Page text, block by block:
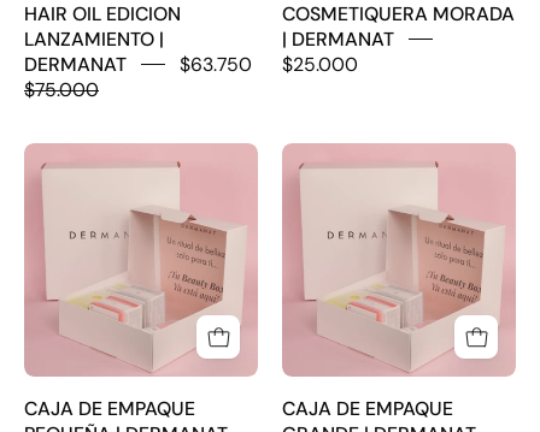
HAIR OIL EDICION
LANZAMIENTO |
DERMANAT
$63.750
$75.000
COSMETIQUERA MORADA
| DERMANAT
$25.000
CAJA
EMPAQUE
PEQUEÑA
DERMANAT
CAJA DE EMPAQUE
CAJA
EMPAQUE
GRANDE
DERMANAT
CAJA DE EMPAQUE